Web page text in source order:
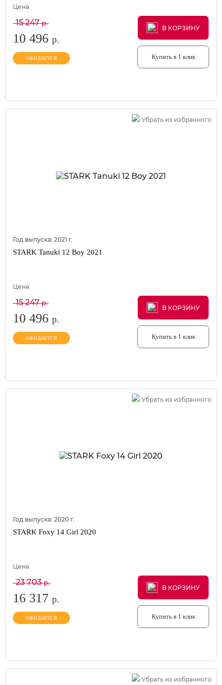
Цена
15 247р.
10 496 р.
ОЖИДАЕТСЯ
В КОРЗИНУ
В КОРЗИНУ
В КОРЗИНУ
Купить в 1 клик
Убрать из избранного
Год выпуска: 2021 г.
STARK Tanuki 12 Boy 2021
Цена
15 247р.
10 496 р.
ОЖИДАЕТСЯ
В КОРЗИНУ
В КОРЗИНУ
В КОРЗИНУ
Купить в 1 клик
Убрать из избранного
Год выпуска: 2020 г.
STARK Foxy 14 Girl 2020
Цена
23 703р.
16 317 р.
ОЖИДАЕТСЯ
В КОРЗИНУ
В КОРЗИНУ
В КОРЗИНУ
Купить в 1 клик
Убрать из избранного